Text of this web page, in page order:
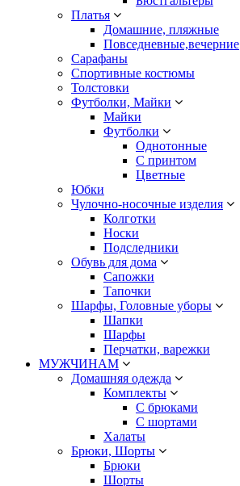
Платья
Домашние, пляжные
Повседневные,вечерние
Сарафаны
Спортивные костюмы
Толстовки
Футболки, Майки
Майки
Футболки
Однотонные
С принтом
Цветные
Юбки
Чулочно-носочные изделия
Колготки
Носки
Подследники
Обувь для дома
Сапожки
Тапочки
Шарфы, Головные уборы
Шапки
Шарфы
Перчатки, варежки
МУЖЧИНАМ
Домашняя одежда
Комплекты
С брюками
С шортами
Халаты
Брюки, Шорты
Брюки
Шорты